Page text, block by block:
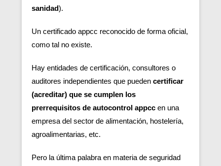
sanidad).
Un certificado appcc reconocido de forma oficial,
como tal no existe.
Hay entidades de certificación, consultores o
auditores independientes que pueden certificar
(acreditar) que se cumplen los
prerrequisitos de autocontrol appcc en una
empresa del sector de alimentación, hostelería,
agroalimentarias, etc.
Pero la última palabra en materia de seguridad